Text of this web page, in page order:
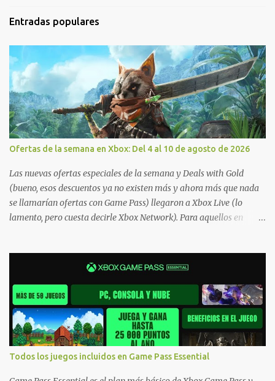
Entradas populares
Ofertas de la semana en Xbox: Del 4 al 10 de agosto de 2026
Las nuevas ofertas especiales de la semana y Deals with Gold
(bueno, esos descuentos ya no existen más y ahora más que nada
se llamarían ofertas con Game Pass) llegaron a Xbox Live (lo
lamento, pero cuesta decirle Xbox Network). Para aquellos en
jugarlos y mantener un progreso compartido en Windows PC y
Xbox, y tenemos un listado de juegos compatibles por acá . ¿Aún
necesitas una mano con las compras? Tenemos un tutorial extenso
o en vídeo para que se quiten todas las dudas generales de cómo
hacer compras en Xbox . Podes consultar un listado más completo
de promociones desde xbox.com. El post puede tener
actualizaciones regulares o cambios ante cualquier error. Ofertas
- Argentina Ofertas - Chile Ofertas - Colombia Ofertas - México
Todos los juegos incluidos en Game Pass Essential